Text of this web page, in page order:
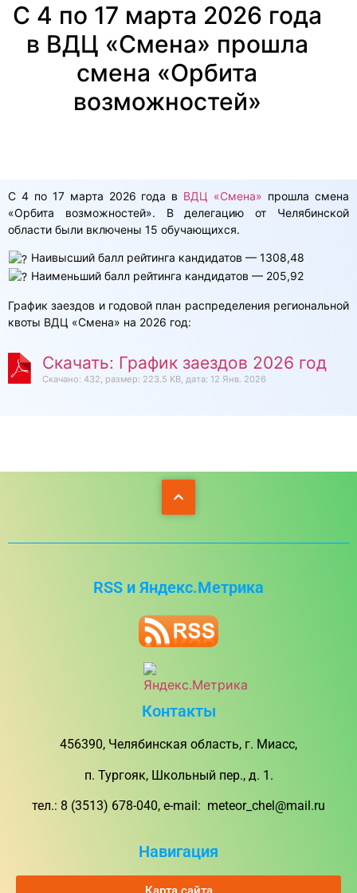
С 4 по 17 марта 2026 года
в ВДЦ «Смена» прошла
смена «Орбита
возможностей»
С 4 по 17 марта 2026 года в ВДЦ «Смена» прошла смена
«Орбита возможностей». В делегацию от Челябинской
области были включены 15 обучающихся.
Наивысший балл рейтинга кандидатов — 1308,48
Наименьший балл рейтинга кандидатов — 205,92
График заездов и годовой план распределения региональной
квоты ВДЦ «Смена» на 2026 год:
Скачать: График заездов 2026 год
Скачано: 432, размер: 223.5 KB, дата: 12 Янв. 2026
RSS и Яндекс.Метрика
Контакты
456390, Челябинская область, г. Миасс,
п. Тургояк, Школьный пер., д. 1.
тел.: 8 (3513) 678-040, e-mail: meteor_chel@mail.ru
Навигация